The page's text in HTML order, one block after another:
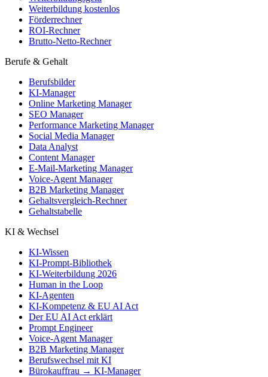
Weiterbildung kostenlos
Förderrechner
ROI-Rechner
Brutto-Netto-Rechner
Berufe & Gehalt
Berufsbilder
KI-Manager
Online Marketing Manager
SEO Manager
Performance Marketing Manager
Social Media Manager
Data Analyst
Content Manager
E-Mail-Marketing Manager
Voice-Agent Manager
B2B Marketing Manager
Gehaltsvergleich-Rechner
Gehaltstabelle
KI & Wechsel
KI-Wissen
KI-Prompt-Bibliothek
KI-Weiterbildung 2026
Human in the Loop
KI-Agenten
KI-Kompetenz & EU AI Act
Der EU AI Act erklärt
Prompt Engineer
Voice-Agent Manager
B2B Marketing Manager
Berufswechsel mit KI
Bürokauffrau → KI-Manager